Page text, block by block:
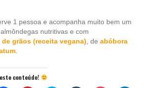
1 pessoa e acompanha muito bem um
nutritivas e com
de grãos (receita vegana) , de abóbora
conteúdo!